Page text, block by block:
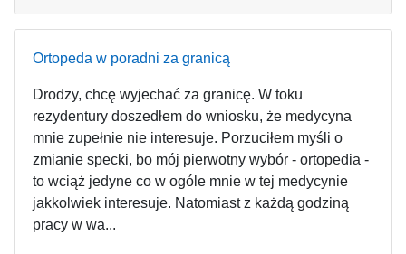
Ortopeda w poradni za granicą
Drodzy, chcę wyjechać za granicę. W toku
rezydentury doszedłem do wniosku, że medycyna
mnie zupełnie nie interesuje. Porzuciłem myśli o
zmianie specki, bo mój pierwotny wybór - ortopedia -
to wciąż jedyne co w ogóle mnie w tej medycynie
jakkolwiek interesuje. Natomiast z każdą godziną
pracy w wa...